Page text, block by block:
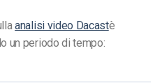
analisi video Dacastè
un periodo di tempo: